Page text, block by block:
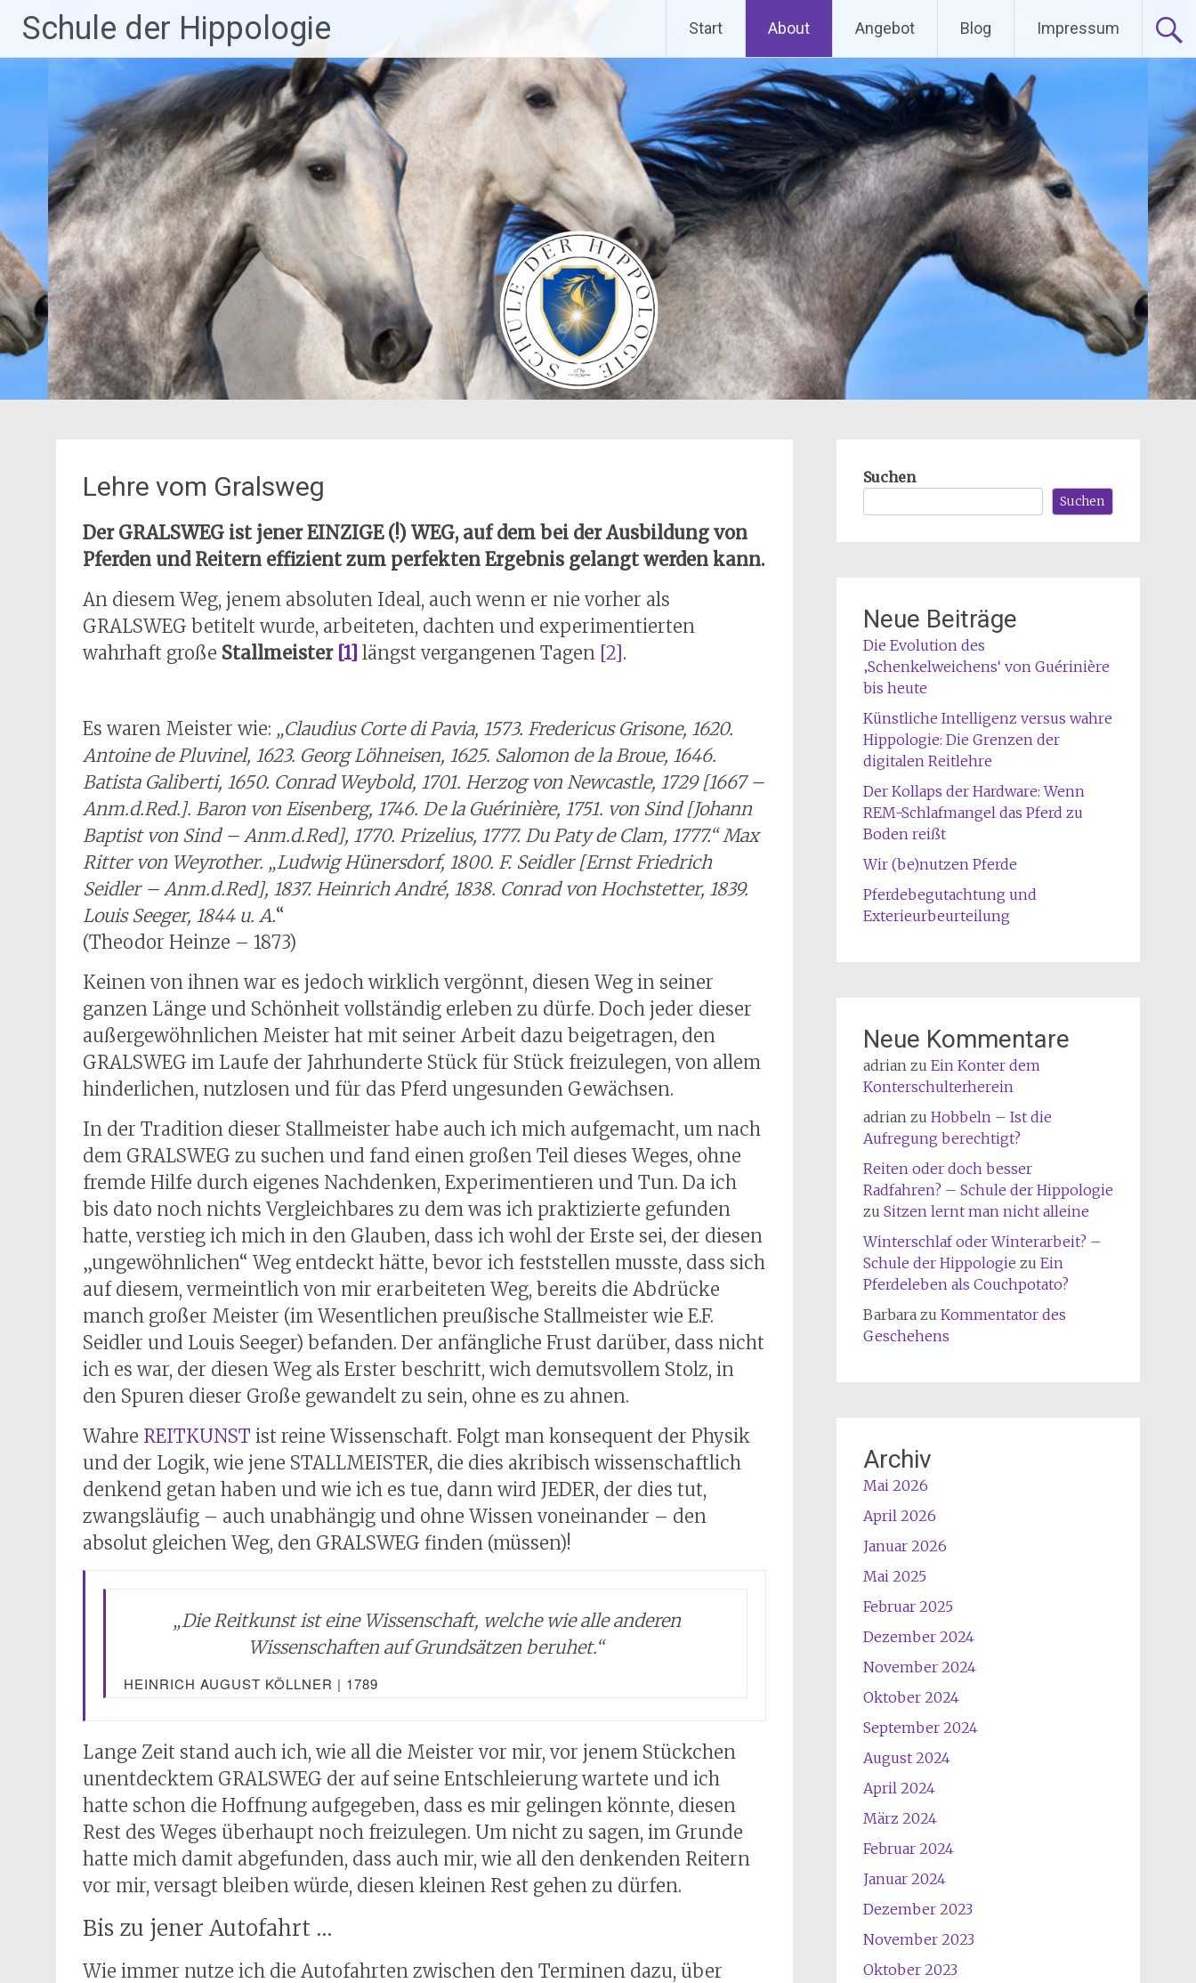
Inhalt
springen
Schule der Hippologie Start About Angebot Blog Impressum
Lehre vom Gralsweg
Der GRALSWEG ist jener EINZIGE (!) WEG, auf dem bei der Ausbildung von
Pferden und Reitern effizient zum perfekten Ergebnis gelangt werden kann.
An diesem Weg, jenem absoluten Ideal, auch wenn er nie vorher als
GRALSWEG betitelt wurde, arbeiteten, dachten und experimentierten
wahrhaft große Stallmeister [1] längst vergangenen Tagen [2].
Es waren Meister wie: „Claudius Corte di Pavia, 1573. Fredericus Grisone, 1620.
Antoine de Pluvinel, 1623. Georg Löhneisen, 1625. Salomon de la Broue, 1646.
Batista Galiberti, 1650. Conrad Weybold, 1701. Herzog von Newcastle, 1729 [1667 –
Anm.d.Red.]. Baron von Eisenberg, 1746. De la Guérinière, 1751. von Sind [Johann
Baptist von Sind – Anm.d.Red], 1770. Prizelius, 1777. Du Paty de Clam, 1777.“ Max
Ritter von Weyrother. „Ludwig Hünersdorf, 1800. F. Seidler [Ernst Friedrich
Seidler – Anm.d.Red], 1837. Heinrich André, 1838. Conrad von Hochstetter, 1839.
Louis Seeger, 1844 u. A.“
(Theodor Heinze – 1873)
Keinen von ihnen war es jedoch wirklich vergönnt, diesen Weg in seiner
ganzen Länge und Schönheit vollständig erleben zu dürfe. Doch jeder dieser
außergewöhnlichen Meister hat mit seiner Arbeit dazu beigetragen, den
GRALSWEG im Laufe der Jahrhunderte Stück für Stück freizulegen, von allem
hinderlichen, nutzlosen und für das Pferd ungesunden Gewächsen.
In der Tradition dieser Stallmeister habe auch ich mich aufgemacht, um nach
dem GRALSWEG zu suchen und fand einen großen Teil dieses Weges, ohne
fremde Hilfe durch eigenes Nachdenken, Experimentieren und Tun. Da ich
bis dato noch nichts Vergleichbares zu dem was ich praktizierte gefunden
hatte, verstieg ich mich in den Glauben, dass ich wohl der Erste sei, der diesen
„ungewöhnlichen“ Weg entdeckt hätte, bevor ich feststellen musste, dass sich
auf diesem, vermeintlich von mir erarbeiteten Weg, bereits die Abdrücke
manch großer Meister (im Wesentlichen preußische Stallmeister wie E.F.
Seidler und Louis Seeger) befanden. Der anfängliche Frust darüber, dass nicht
ich es war, der diesen Weg als Erster beschritt, wich demutsvollem Stolz, in
den Spuren dieser Große gewandelt zu sein, ohne es zu ahnen.
Wahre REITKUNST ist reine Wissenschaft. Folgt man konsequent der Physik
und der Logik, wie jene STALLMEISTER, die dies akribisch wissenschaftlich
denkend getan haben und wie ich es tue, dann wird JEDER, der dies tut,
zwangsläufig – auch unabhängig und ohne Wissen voneinander – den
absolut gleichen Weg, den GRALSWEG finden (müssen)!
„Die Reitkunst ist eine Wissenschaft, welche wie alle anderen
Wissenschaften auf Grundsätzen beruhet.“
HEINRICH AUGUST KÖLLNER | 1789
Lange Zeit stand auch ich, wie all die Meister vor mir, vor jenem Stückchen
unentdecktem GRALSWEG der auf seine Entschleierung wartete und ich
hatte schon die Hoffnung aufgegeben, dass es mir gelingen könnte, diesen
Rest des Weges überhaupt noch freizulegen. Um nicht zu sagen, im Grunde
hatte mich damit abgefunden, dass auch mir, wie all den denkenden Reitern
vor mir, versagt bleiben würde, diesen kleinen Rest gehen zu dürfen.
Bis zu jener Autofahrt …
Wie immer nutze ich die Autofahrten zwischen den Terminen dazu, über
Suchen
Suchen
Neue Beiträge
Die Evolution des
‚Schenkelweichens‘ von Guérinière
bis heute
Künstliche Intelligenz versus wahre
Hippologie: Die Grenzen der
digitalen Reitlehre
Der Kollaps der Hardware: Wenn
REM-Schlafmangel das Pferd zu
Boden reißt
Wir (be)nutzen Pferde
Pferdebegutachtung und
Exterieurbeurteilung
Neue Kommentare
adrian zu Ein Konter dem
Konterschulterherein
adrian zu Hobbeln – Ist die
Aufregung berechtigt?
Reiten oder doch besser
Radfahren? – Schule der Hippologie
zu Sitzen lernt man nicht alleine
Winterschlaf oder Winterarbeit? –
Schule der Hippologie zu Ein
Pferdeleben als Couchpotato?
Barbarazu Kommentator des
Geschehens
Archiv
Mai 2026
April 2026
Januar 2026
Mai 2025
Februar 2025
Dezember 2024
November 2024
Oktober 2024
September 2024
August 2024
April 2024
März 2024
Februar 2024
Januar 2024
Dezember 2023
November 2023
Oktober 2023